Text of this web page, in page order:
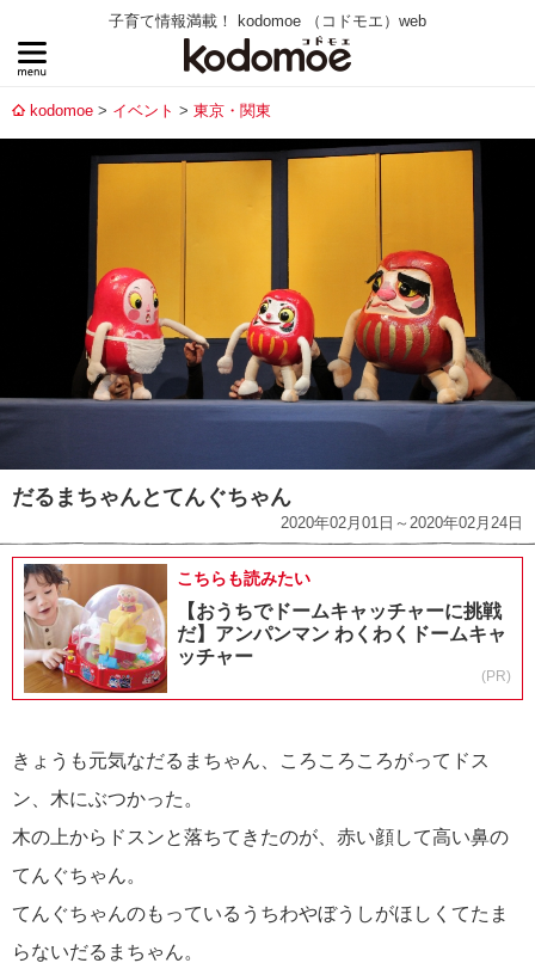
子育て情報満載！ kodomoe （コドモエ）web
kodomoe イベント 東京・関東
だるまちゃんとてんぐちゃん
2020年02月01日～2020年02月24日
こちらも読みたい
【おうちでドームキャッチャーに挑戦
だ】アンパンマン わくわくドームキャ
ッチャー
(PR)
きょうも元気なだるまちゃん、ころころころがってドス
ン、木にぶつかった。
木の上からドスンと落ちてきたのが、赤い顔して高い鼻の
てんぐちゃん。
てんぐちゃんのもっているうちわやぼうしがほしくてたま
らないだるまちゃん。